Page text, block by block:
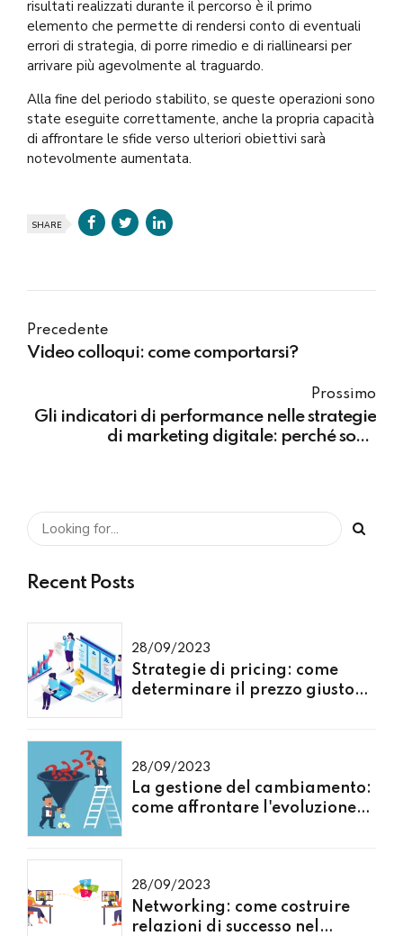
risultati realizzati durante il percorso è il primo
elemento che permette di rendersi conto di eventuali
errori di strategia, di porre rimedio e di riallinearsi per
arrivare più agevolmente al traguardo.
Alla fine del periodo stabilito, se queste operazioni sono
state eseguite correttamente, anche la propria capacità
di affrontare le sfide verso ulteriori obiettivi sarà
notevolmente aumentata.
SHARE
Precedente
Video colloqui: come comportarsi?
Prossimo
Gli indicatori di performance nelle strategie
di marketing digitale: perché sono
Recent Posts
28/09/2023
Strategie di pricing: come
determinare il prezzo giusto
28/09/2023
La gestione del cambiamento:
come affrontare l'evoluzione
28/09/2023
Networking: come costruire
relazioni di successo nel